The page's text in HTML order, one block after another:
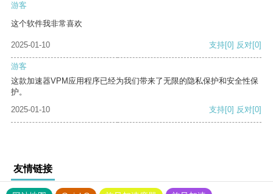
游客
这个软件我非常喜欢
2025-01-10 支持[0] 反对[0]
游客
这款加速器VPM应用程序已经为我们带来了无限的隐私保护和安全性保
护。
2025-01-10
支持[0] 反对[0]
友情链接